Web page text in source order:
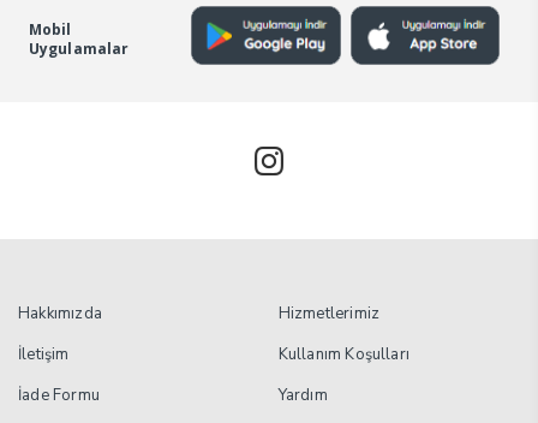
Mobil
Uygulamalar
Hakkımızda
İletişim
İade Formu
Hizmetlerimiz
Kullanım Koşulları
Yardım